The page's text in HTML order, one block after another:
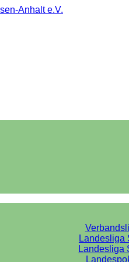
Landesliga
Landesliga